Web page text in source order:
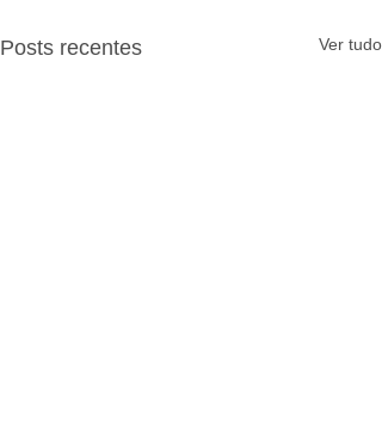
Posts recentes Ver tudo